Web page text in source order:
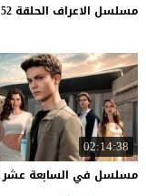
مسلسل الاعراف الحلقة 52
02:14:38
مسلسل في السابعة عشر